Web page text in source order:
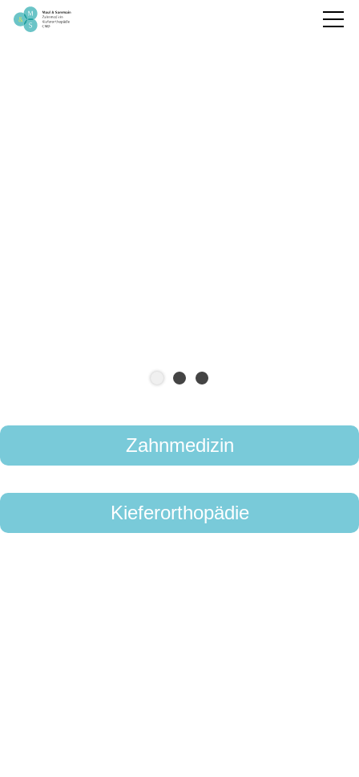
Zahnmedizin
Kieferorthopädie